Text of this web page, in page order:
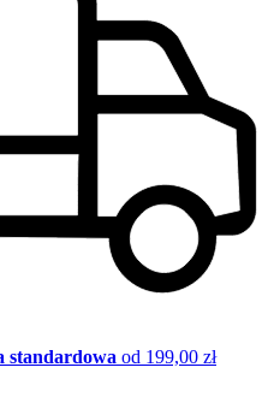
standardowa od 199,00 zł